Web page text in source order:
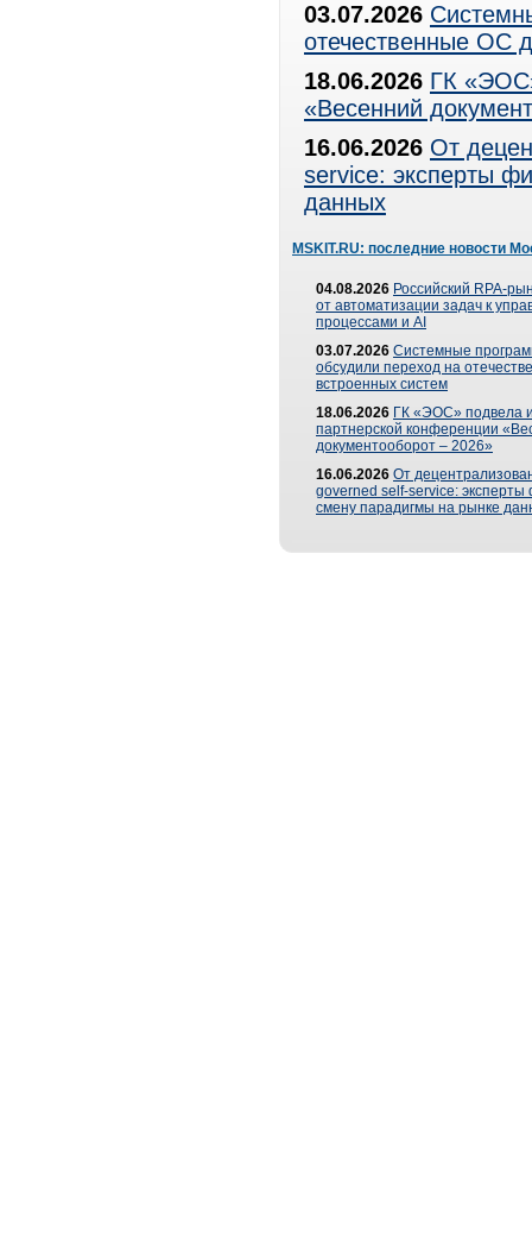
03.07.2026
отечественные ОС
18.06.2026 ГК
«Весенний
16.06.2026 От
service: эксперты
данных
MSKIT.RU: последние новости
04.08.2026 Российский RPA-
от автоматизации задач к
процессами и AI
03.07.2026 Системные
обсудили переход на
встроенных систем
18.06.2026 ГК «ЭОС» подвела
партнерской конференции
документооборот – 2026»
16.06.2026 От
governed self-service: эксперты
смену парадигмы на рынке